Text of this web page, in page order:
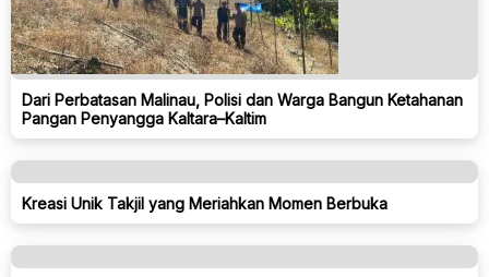
Dari Perbatasan Malinau, Polisi dan Warga Bangun Ketahanan
Pangan Penyangga Kaltara–Kaltim
Kreasi Unik Takjil yang Meriahkan Momen Berbuka